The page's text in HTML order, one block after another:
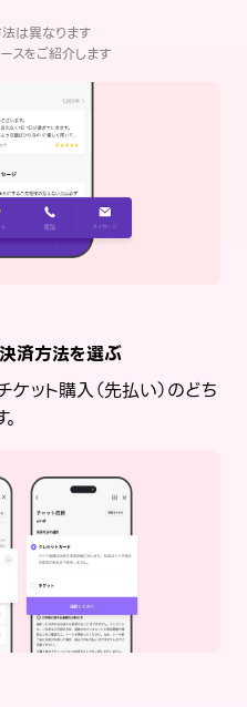
は異なります
スをご紹介します
済方法を選ぶ
ケット購入（先払い）のどち